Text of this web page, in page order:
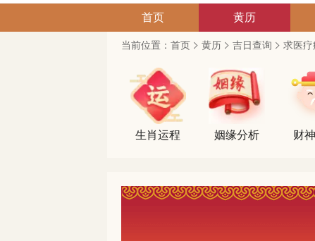
首页 黄历
当前位置： 首页 黄历 吉日查询 求医疗
生肖运程 姻缘分析 财